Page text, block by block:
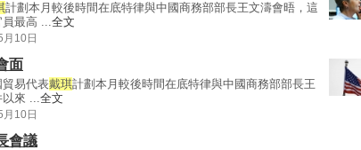
計劃本月較後時間在底特律與中國商務部部長王文濤會晤，這
員最高 ...全文
10日
面
易代表戴琪計劃本月較後時間在底特律與中國商務部部長王
以來 ...全文
10日
會議